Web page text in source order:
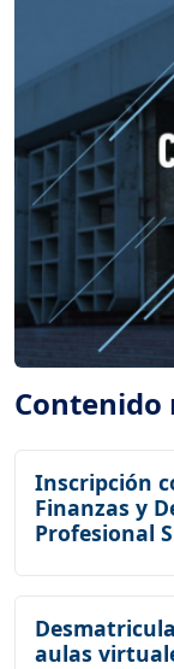
Contenido
Inscripción
Finanzas y
Profesional
aulas